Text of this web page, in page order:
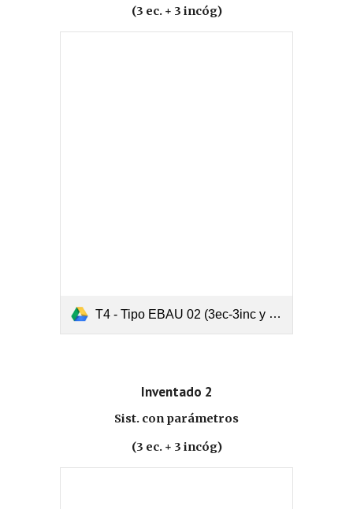
(3 ec. + 3 incóg)
T4 - Tipo EBAU 02 (3ec-3inc y resolver).pdf
Inventado 2
Sist. con parámetros
(3 ec. + 3 incóg)